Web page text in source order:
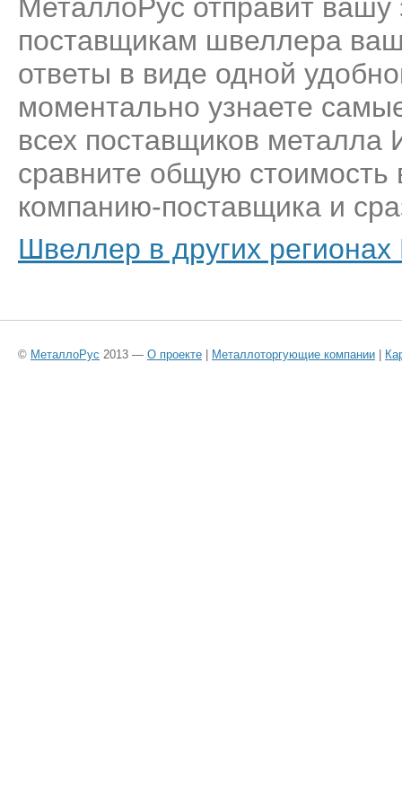
МеталлоРус отправит
поставщикам швеллера
ответы в виде одной
моментально узнаете
всех поставщиков металла
сравните общую стоимость
компанию-поставщика и
Швеллер в других регионах
© МеталлоРус 2013 — О проекте | Металлоторгующие компании |